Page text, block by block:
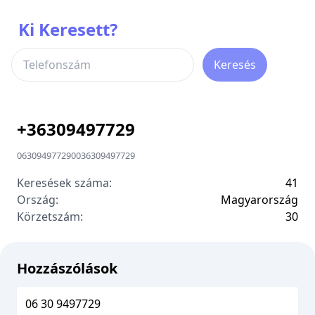
Ki Keresett?
Keresés
+36309497729
063094977290036309497729
Keresések száma:
41
Ország:
Magyarország
Körzetszám:
30
Hozzászólások
06 30 9497729